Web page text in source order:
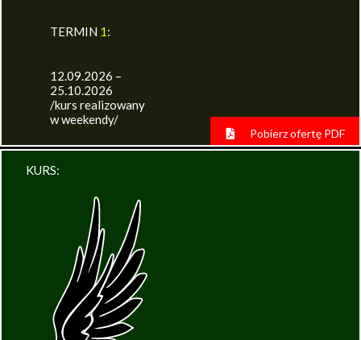
TERMIN 1:
12.09.2026 –
25.10.2026
/kurs realizowany
w weekendy/
Pobierz ofertę PDF
KURS: